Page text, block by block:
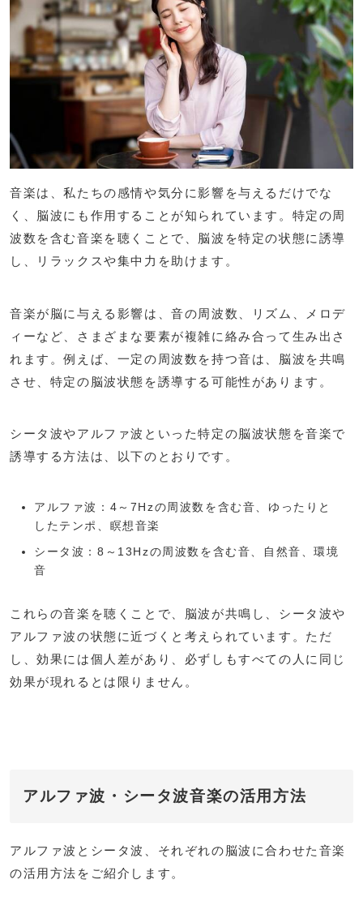
音楽は、私たちの感情や気分に影響を与えるだけでな
く、脳波にも作用することが知られています。特定の周
波数を含む音楽を聴くことで、脳波を特定の状態に誘導
し、リラックスや集中力を助けます。
音楽が脳に与える影響は、音の周波数、リズム、メロデ
ィーなど、さまざまな要素が複雑に絡み合って生み出さ
れます。例えば、一定の周波数を持つ音は、脳波を共鳴
させ、特定の脳波状態を誘導する可能性があります。
シータ波やアルファ波といった特定の脳波状態を音楽で
誘導する方法は、以下のとおりです。
アルファ波：4～7Hzの周波数を含む音、ゆったりと
したテンポ、瞑想音楽
シータ波：8～13Hzの周波数を含む音、自然音、環境
音
これらの音楽を聴くことで、脳波が共鳴し、シータ波や
アルファ波の状態に近づくと考えられています。ただ
し、効果には個人差があり、必ずしもすべての人に同じ
効果が現れるとは限りません。
アルファ波・シータ波音楽の活用方法
アルファ波とシータ波、それぞれの脳波に合わせた音楽
の活用方法をご紹介します。